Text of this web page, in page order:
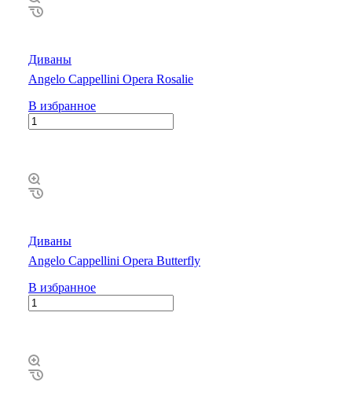
Диваны
Angelo Cappellini Opera Rosalie
В избранное
Диваны
Angelo Cappellini Opera Butterfly
В избранное